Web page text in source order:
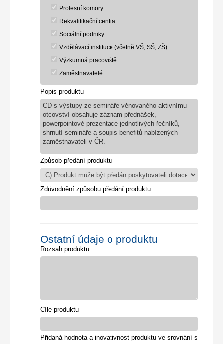
Profesní komory
Rekvalifikační centra
Sociální podniky
Vzdělávací instituce (včetně VŠ, SŠ, ZŠ)
Výzkumná pracoviště
Zaměstnavatelé
Popis produktu
CD s výstupy ze semináře věnovaného aktivnímu
otcovství obsahuje záznam přednášek,
powerpointové prezentace jednotlivých řečníků,
shrnutí semináře a soupis benefitů nabízených
zaměstnavateli v ČR.
Způsob předání produktu
Zdůvodnění způsobu předání produktu
Ostatní údaje o produktu
Rozsah produktu
Cíle produktu
Přidaná hodnota a inovativnost produktu ve srovnání s